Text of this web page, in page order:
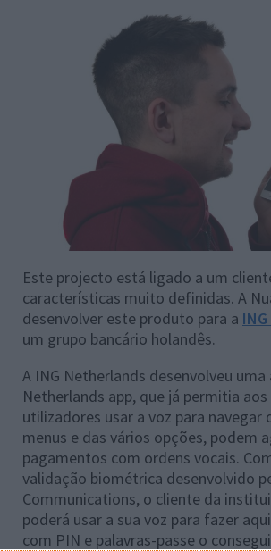
Este projecto está ligado a um
características muito definidas. A
desenvolver este produto para a
um grupo bancário holandês.
A ING Netherlands desenvolveu uma
Netherlands app, que já permitia aos
utilizadores usar a voz para navegar
menus e das vários opções, podem
pagamentos com ordens vocais.
validação biométrica desenvolvido
Communications, o cliente da
poderá usar a sua voz para fazer
com PIN e palavras-passe o